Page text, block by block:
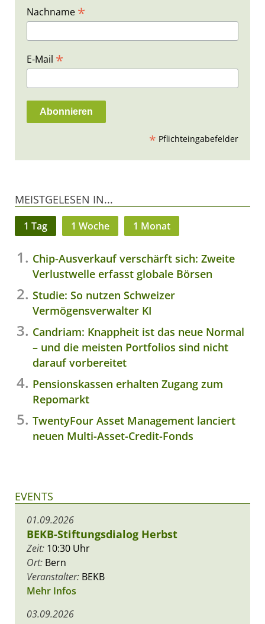
Nachname *
E-Mail *
* Pflichteingabefelder
MEISTGELESEN IN...
1 Tag 1 Woche 1 Monat
Chip-Ausverkauf verschärft sich: Zweite
Verlustwelle erfasst globale Börsen
Studie: So nutzen Schweizer
Vermögensverwalter KI
Candriam: Knappheit ist das neue Normal
– und die meisten Portfolios sind nicht
darauf vorbereitet
Pensionskassen erhalten Zugang zum
Repomarkt
TwentyFour Asset Management lanciert
neuen Multi-Asset-Credit-Fonds
EVENTS
01.09.2026
BEKB-Stiftungsdialog Herbst
Zeit: 10:30 Uhr
Ort: Bern
Veranstalter: BEKB
Mehr Infos
03.09.2026